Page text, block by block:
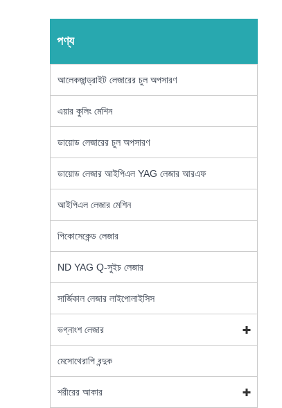
পণ্য
আলেকজান্ড্রাইট লেজারের চুল অপসারণ
এয়ার কুলিং মেশিন
ডায়োড লেজারের চুল অপসারণ
ডায়োড লেজার আইপিএল YAG লেজার আরএফ
আইপিএল লেজার মেশিন
পিকোসেকেন্ড লেজার
ND YAG Q-সুইচ লেজার
সার্জিকাল লেজার লাইপোলাইসিস
ভগ্নাংশ লেজার
মেসোথেরাপি বন্দুক
শরীরের আকার